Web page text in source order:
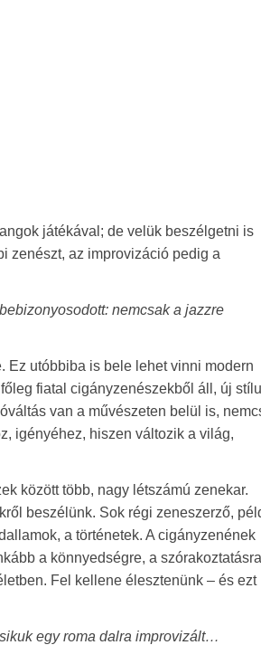
játékával; de velük beszélgetni is
zenészt, az improvizáció pedig a
nemcsak a jazzre
Ez utóbbiba is bele lehet vinni modern
fiatal cigányzenészekből áll, új
van a művészeten belül is,
igényéhez, hiszen változik a világ,
között több, nagy létszámú zenekar.
beszélünk. Sok régi zeneszerző,
a történetek. A cigányzenének
a könnyedségre, a szórakoztatásra
Fel kellene élesztenünk – és ezt
egy roma dalra improvizált…